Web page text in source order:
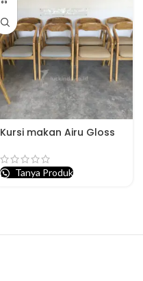
Kursi makan Airu Gloss
Tanya Produk